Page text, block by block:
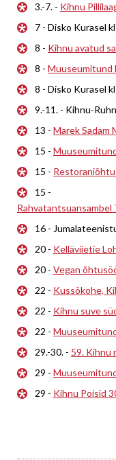
3.-7. - Kihnu
7 - Disko Kurasel
8 - Kihnu avatud
8 - Muuseumitund
8 - Disko Kurasel
9.-11. - Kihnu-
13 - Marek Sadam
15 -
15 -
15 -
Rahvatantsuansambel
16 -
20 - Kelläviietie
20 - Vegan
22 - Kussõkohe,
22 - Kihnu suve
22 -
29.-30. - 59. Kihnu
29 -
29 - Kihnu Poisid